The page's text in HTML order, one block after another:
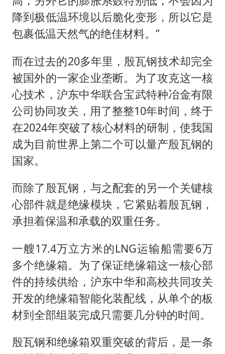
降到极低温环境以后脆化变形，所以它是
包裹低温天然气的绝佳材料。”
而在过去的20多年里，殷瓦钢技术却完全
被国外的一家企业垄断。为了攻克这一核
心技术，沪东中华联合宝武特种冶金有限
公司协同攻关，用了整整10年时间，终于
在2024年突破了核心材料的研制，使我国
成为目前世界上第二个可以量产殷瓦钢的
国家。
而除了殷瓦钢，与之配套的另一个关键核
心部件就是绝缘模块，它紧贴着殷瓦钢，
承担着保温和承载的双重任务。
一艘17.4万立方米的LNG运输船需要6万
多个绝缘箱。为了保证绝缘箱这一核心部
件的持续供给，沪东中华和高校共同攻关
开发的绝缘箱智能化装配线，从单个的板
材到全部组装完成只需要几分钟的时间。
殷瓦钢和绝缘箱双重突破的背后，是一条